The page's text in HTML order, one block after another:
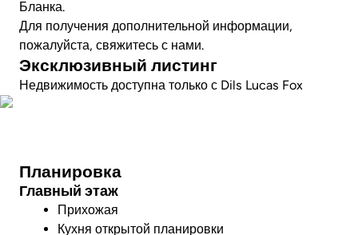
Бланка.
Для получения дополнительной информации,
пожалуйста, свяжитесь с нами.
Эксклюзивный листинг
Недвижимость доступна только с Dils Lucas Fox
Планировка
Главный этаж
Прихожая
Кухня открытой планировки